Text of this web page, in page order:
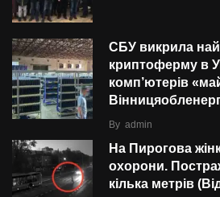
СБУ викрила
криптоферму в
комп’ютерів
By admin
На Пирогова
охорони.
кілька метрів